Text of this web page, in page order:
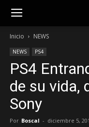
Inicio NEWS
NEWS PS4
PS4
de su vida,
Sony
Por Boscal - diciembre 5,